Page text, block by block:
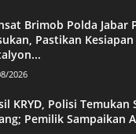
Brimob Polda Jabar
Pastikan
2026
KRYD, Polisi
Pemilik Sampaikan